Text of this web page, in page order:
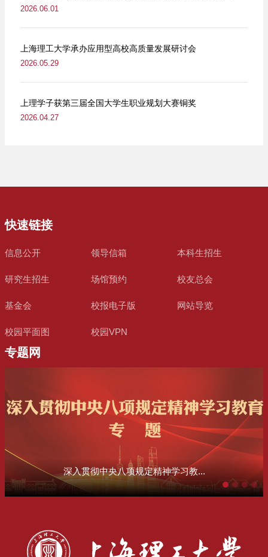
2026.06.01
上海理工大学承办应用型高校高质量发展研讨会
2026.05.29
上理学子获第三届全国大学生职业规划大赛铜奖
2026.04.27
快速链接
信息公开 领导信箱 本科生招生
研究生招生 场馆预约 校友总会
基金会 校报电子版 网站导览
校园平面图 校园VPN
专题网
深入贯彻中央八项规定精神学习教...